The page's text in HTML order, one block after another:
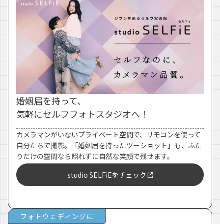
婚姻届を持って、
気軽にセルフフォトスタジオへ！
カメラマンがいないプライベート空間で、リモコンを使って
自分たちで撮影。「婚姻届を持ったツーショット」も、ふた
りだけの空間なら照れずに自然な笑顔で残せます。
studio SELFiEをチェック
フォトウェディングに